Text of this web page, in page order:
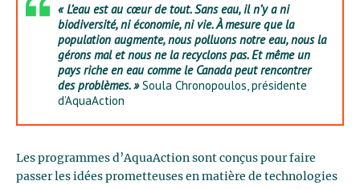
« L’eau est au cœur de tout. Sans eau, il n’y a ni
biodiversité, ni économie, ni vie. À mesure que la
population augmente, nous polluons notre eau, nous la
gérons mal et nous ne la recyclons pas. Et même un
pays riche en eau comme le Canada peut rencontrer
des problèmes. »Soula Chronopoulos, présidente
d’AquaAction
Les programmes d’AquaAction sont conçus pour faire
passer les idées prometteuses en matière de technologies